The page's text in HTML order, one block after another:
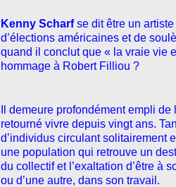
Kenny Scharfse dit être un
d’élections américaines et de
quand il conclut que « la vraie vie
hommage à Robert Filliou ?
Il demeure profondément empli
retourné vivre depuis vingt ans.
d’individus circulant solitairement
une population qui retrouve un
du collectif et l’exaltation d’être à
ou d’une autre, dans son travail.